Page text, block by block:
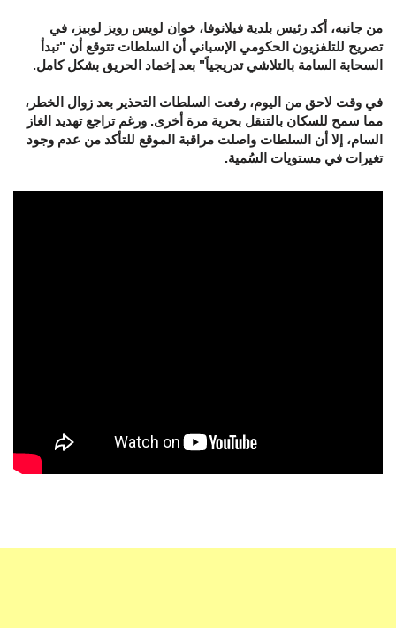
من جانبه، أكد رئيس بلدية فيلانوفا، خوان لويس رويز لوبيز، في
تصريح للتلفزيون الحكومي الإسباني أن السلطات تتوقع أن "تبدأ
السحابة السامة بالتلاشي تدريجياً" بعد إخماد الحريق بشكل كامل.
في وقت لاحق من اليوم، رفعت السلطات التحذير بعد زوال الخطر،
مما سمح للسكان بالتنقل بحرية مرة أخرى. ورغم تراجع تهديد الغاز
السام، إلا أن السلطات واصلت مراقبة الموقع للتأكد من عدم وجود
تغيرات في مستويات السُمية.